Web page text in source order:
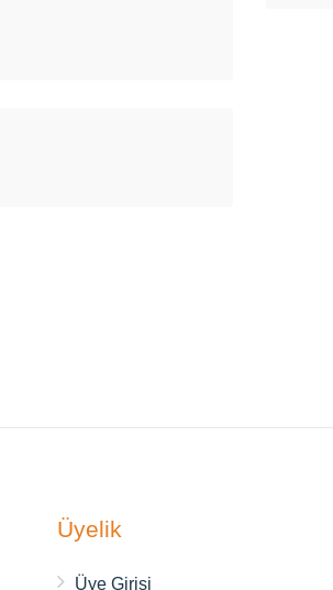
Üyelik
Üye Girişi